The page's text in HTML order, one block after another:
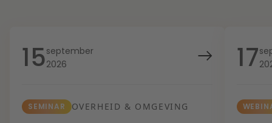
15september
2026
SEMINAR OVERHEID & OMGEVING
17